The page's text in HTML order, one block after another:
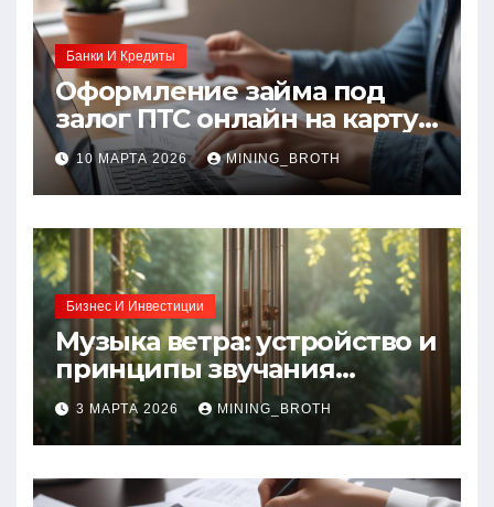
Банки И Кредиты
Оформление займа под
залог ПТС онлайн на карту
без визита в офис: порядок,
требования и документы
10 МАРТА 2026 MINING_BROTH
Бизнес И Инвестиции
Музыка ветра: устройство и
принципы звучания
колокольчиков
3 МАРТА 2026 MINING_BROTH